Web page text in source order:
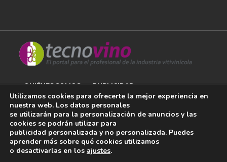
QUIÉNES SOMOS PUBLICIDAD
AVISO LEGAL
POLÍTICA DE COOKIES
POLÍTICA DE PRIVACIDAD
Utilizamos cookies para ofrecerte la mejor experiencia en
nuestra web. Los datos personales
se utilizarán para la personalización de anuncios y las
cookies se podrán utilizar para
publicidad personalizada y no personalizada. Puedes
aprender más sobre qué cookies utilizamos
o desactivarlas en los ajustes.